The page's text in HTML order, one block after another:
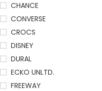
CHANCE
CONVERSE
CROCS
DISNEY
DURAL
ECKO UNLTD.
FREEWAY